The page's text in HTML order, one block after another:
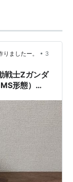
たという意味で
だろう。
ましたー。 • 3
戦士Zガンダ
形態）